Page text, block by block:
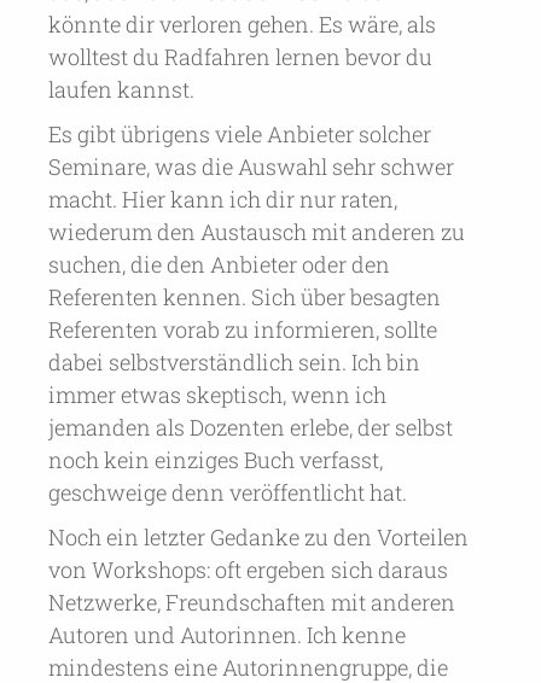
könnte dir verloren gehen. Es wäre, als
wolltest du Radfahren lernen bevor du
laufen kannst.
Es gibt übrigens viele Anbieter solcher
Seminare, was die Auswahl sehr schwer
macht. Hier kann ich dir nur raten,
wiederum den Austausch mit anderen zu
suchen, die den Anbieter oder den
Referenten kennen. Sich über besagten
Referenten vorab zu informieren, sollte
dabei selbstverständlich sein. Ich bin
immer etwas skeptisch, wenn ich
jemanden als Dozenten erlebe, der selbst
noch kein einziges Buch verfasst,
geschweige denn veröffentlicht hat.
Noch ein letzter Gedanke zu den Vorteilen
von Workshops: oft ergeben sich daraus
Netzwerke, Freundschaften mit anderen
Autoren und Autorinnen. Ich kenne
mindestens eine Autorinnengruppe, die